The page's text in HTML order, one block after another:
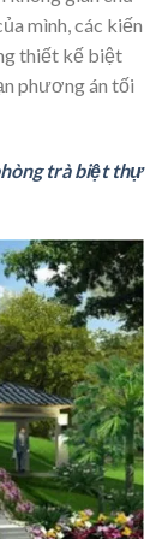
mình, các kiến
thiết kế biệt
phương án tối
trà biệt thự